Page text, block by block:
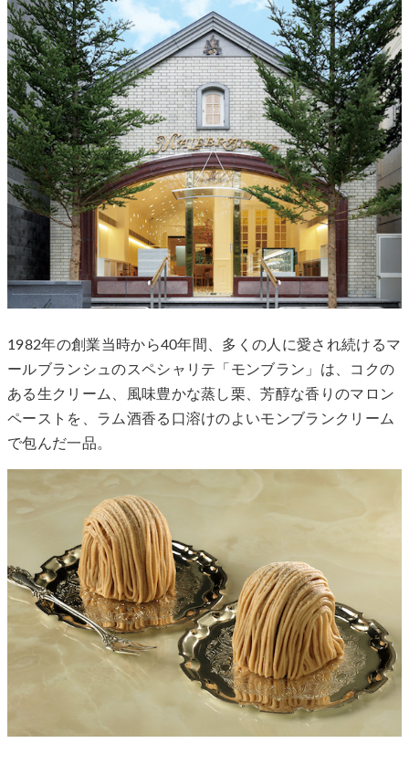
1982年の創業当時から40年間、多くの人に愛され続けるマ
ールブランシュのスペシャリテ「モンブラン」は、コクの
ある生クリーム、風味豊かな蒸し栗、芳醇な香りのマロン
ペーストを、ラム酒香る口溶けのよいモンブランクリーム
で包んだ一品。